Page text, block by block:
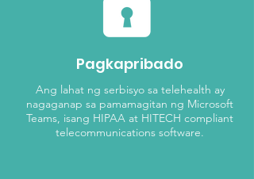
Pagkapribado
Ang lahat ng serbisyo sa telehealth ay
nagaganap sa pamamagitan ng Microsoft
Teams, isang HIPAA at HITECH compliant
telecommunications software.